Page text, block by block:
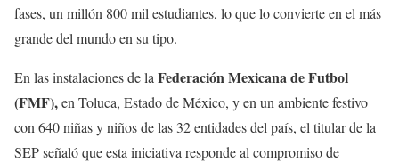
fases, un millón 800 mil estudiantes, lo que lo convierte en el más
grande del mundo en su tipo.
En las instalaciones de la Federación Mexicana de Futbol
(FMF),en Toluca, Estado de México, y en un ambiente festivo
con 640 niñas y niños de las 32 entidades del país, el titular de la
SEP señaló que esta iniciativa responde al compromiso de